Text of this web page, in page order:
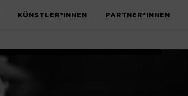
KÜNSTLER*INNEN PARTNER*INNEN